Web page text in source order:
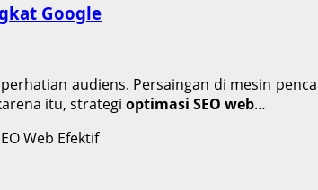
Google
audiens. Persaingan di mesin
itu, strategi optimasi SEO web…